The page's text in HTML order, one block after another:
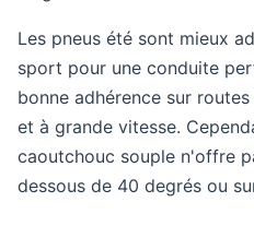
Les pneus été sont mieux
sport pour une conduite
bonne adhérence sur
et à grande vitesse.
caoutchouc souple n'offre
dessous de 40 degrés ou